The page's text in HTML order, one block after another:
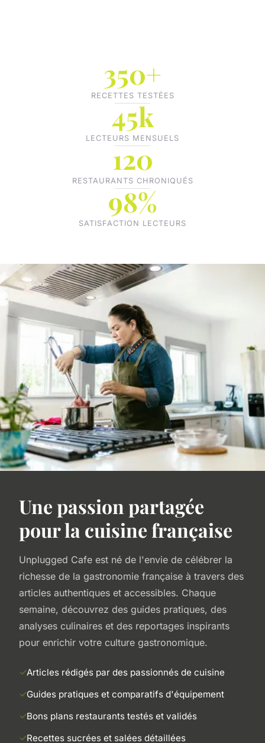
350+
RECETTES TESTÉES
45k
LECTEURS MENSUELS
120
RESTAURANTS CHRONIQUÉS
98%
SATISFACTION LECTEURS
Une passion partagée
pour la cuisine française
Unplugged Cafe est né de l'envie de célébrer la
richesse de la gastronomie française à travers des
articles authentiques et accessibles. Chaque
semaine, découvrez des guides pratiques, des
analyses culinaires et des reportages inspirants
pour enrichir votre culture gastronomique.
Articles rédigés par des passionnés de cuisine
Guides pratiques et comparatifs d'équipement
Bons plans restaurants testés et validés
Recettes sucrées et salées détaillées